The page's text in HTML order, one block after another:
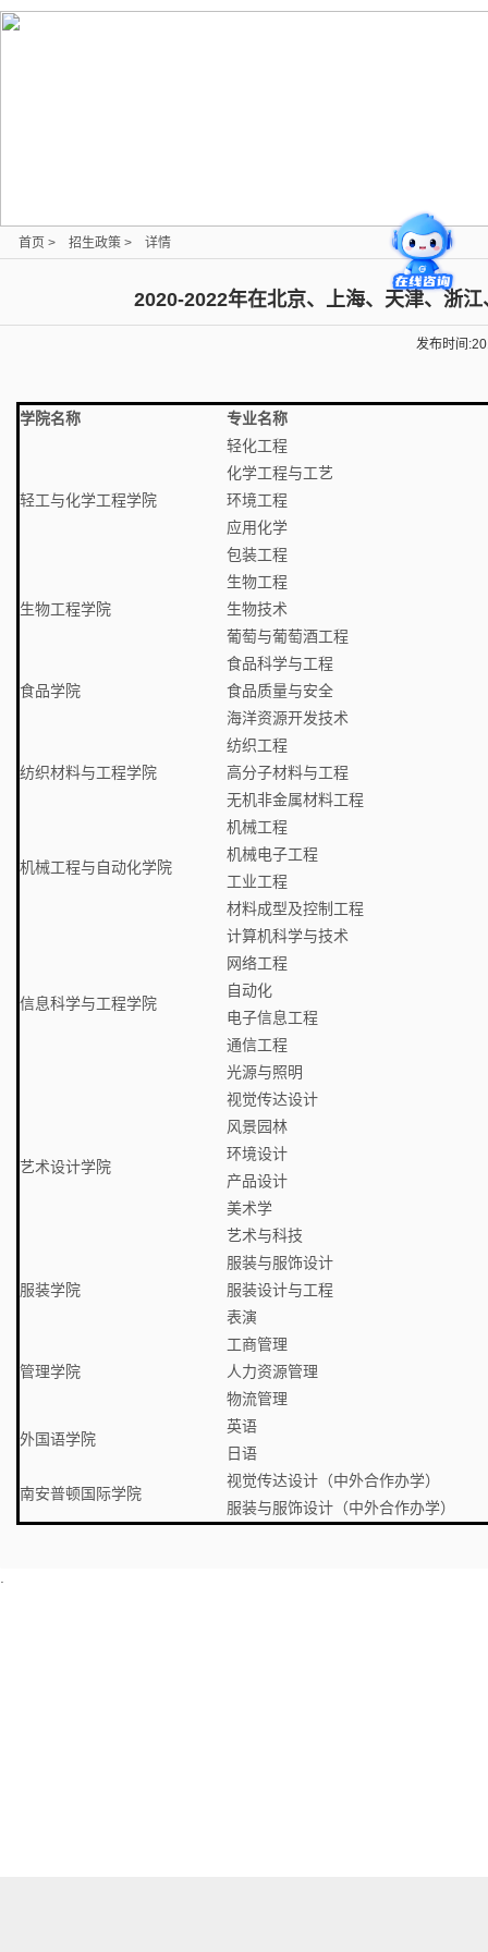
首页 > 招生政策 > 详情
2020-2022年在北京、上海、天津、浙
发布时间
学院名称 专业名称
轻工与化学工程学院
轻化工程
化学工程与工艺
环境工程
应用化学
包装工程
生物工程学院
生物工程
生物技术
葡萄与葡萄酒工程
食品学院
食品科学与工程
食品质量与安全
海洋资源开发技术
纺织材料与工程学院
纺织工程
高分子材料与工程
无机非金属材料工程
机械工程与自动化学院
机械工程
机械电子工程
工业工程
材料成型及控制工程
信息科学与工程学院
计算机科学与技术
网络工程
自动化
电子信息工程
通信工程
光源与照明
艺术设计学院
视觉传达设计
风景园林
环境设计
产品设计
美术学
艺术与科技
服装学院
服装与服饰设计
服装设计与工程
表演
管理学院
工商管理
人力资源管理
物流管理
外国语学院
英语
日语
南安普顿国际学院
视觉传达设计（中外合作办学）
服装与服饰设计（中外合作办学）